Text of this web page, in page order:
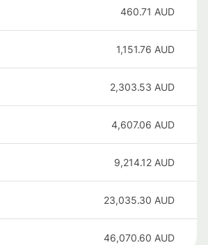
460.71 AUD
1,151.76 AUD
2,303.53 AUD
4,607.06 AUD
9,214.12 AUD
23,035.30 AUD
46,070.60 AUD